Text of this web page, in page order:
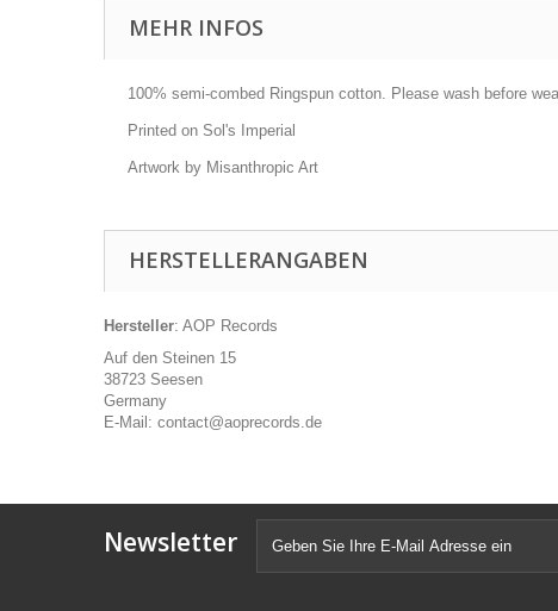
MEHR INFOS
100% semi-combed Ringspun cotton. Please wash before
Printed on Sol's Imperial
Artwork by Misanthropic Art
HERSTELLERANGABEN
Hersteller: AOP Records
Auf den Steinen 15
38723 Seesen
Germany
E-Mail: contact@aoprecords.de
Newsletter